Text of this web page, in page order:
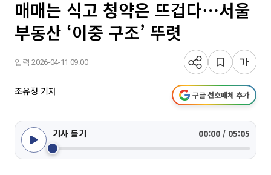
매매는 식고 청약은 뜨겁다⋯서울
부동산 ‘이중 구조’ 뚜렷
입력 2026-04-11 09:00
조유정 기자 구글 선호매체 추가
기사 듣기 00:00 / 05:05